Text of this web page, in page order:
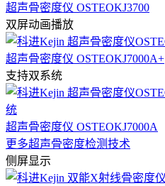
超声骨密度仪 OSTEOKJ3700
双屏动画播放
超声骨密度仪 OSTEOKJ7000A+
支持双系统
超声骨密度仪 OSTEOKJ7000A
更多超声骨密度检测技术
侧屏显示